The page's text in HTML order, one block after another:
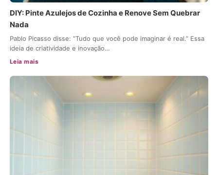
DIY: Pinte Azulejos de Cozinha e Renove Sem Quebrar
Nada
Pablo Picasso disse: “Tudo que você pode imaginar é real.” Essa
ideia de criatividade e inovação…
Leia mais